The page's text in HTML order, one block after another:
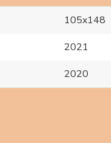
105x148
2021
2020